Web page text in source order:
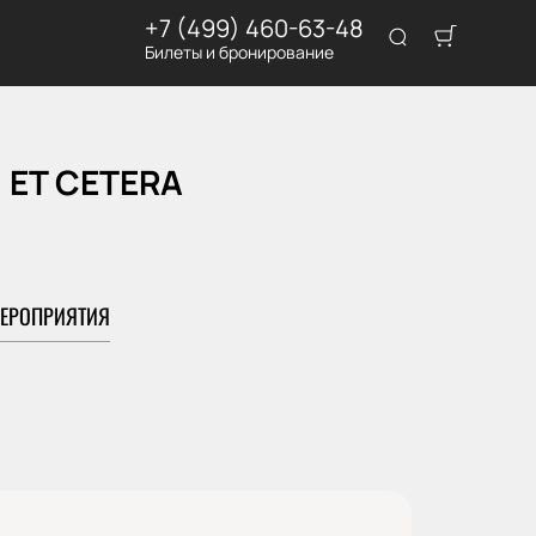
+7 (499) 460-63-48
Билеты и бронирование
CETERA